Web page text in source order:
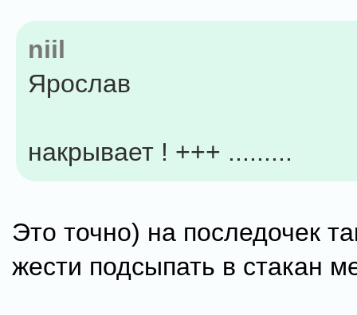
niil
Ярослав
накрывает ! +++ .........
Это точно) на последочек
жести подсыпать в стакан